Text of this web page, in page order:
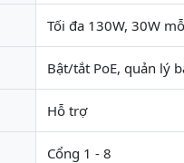
Tối đa 130W, 30W
Bật/tắt PoE, quản lý
Hỗ trợ
Cổng 1 - 8